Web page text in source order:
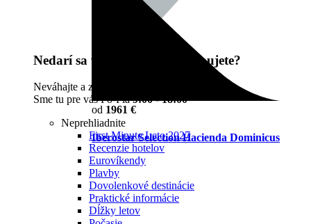
Nedarí sa vám nájsť čo potrebujete?
Neváhajte a zavolajte nám na 02 / 32 202 303.
Sme tu pre vás Po-Pia9:00 - 18:00
Neprehliadnite
First Minute Leto 2027
Recenzie hotelov
Eurovíkendy
Plavby
Dovolenkové destinácie
Praktické informácie
Dĺžky letov
od 1961 €
Iberostar Selection Hacienda Dominicus